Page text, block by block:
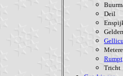
Deil
Rumpt
Tricht